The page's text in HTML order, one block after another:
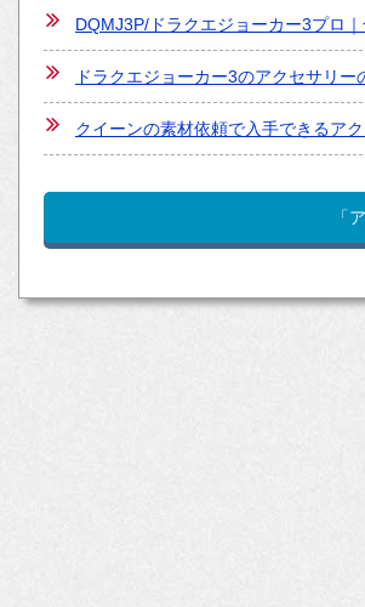
DQMJ3P/ドラクエジョーカー3プロ
ドラクエジョーカー3のアクセサリ
クイーンの素材依頼で入手できるア
「